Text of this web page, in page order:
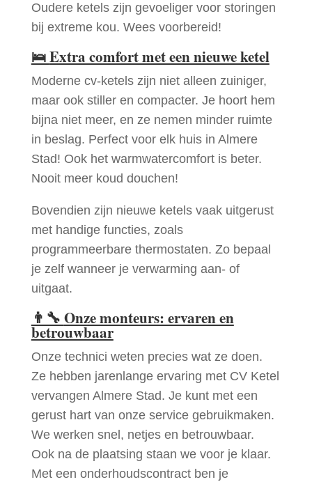
Oudere ketels zijn gevoeliger voor storingen
bij extreme kou. Wees voorbereid!
🛌Extra comfort met een nieuwe ketel
Moderne cv-ketels zijn niet alleen zuiniger,
maar ook stiller en compacter. Je hoort hem
bijna niet meer, en ze nemen minder ruimte
in beslag. Perfect voor elk huis in Almere
Stad! Ook het warmwatercomfort is beter.
Nooit meer koud douchen!
Bovendien zijn nieuwe ketels vaak uitgerust
met handige functies, zoals
programmeerbare thermostaten. Zo bepaal
je zelf wanneer je verwarming aan- of
uitgaat.
👨‍🔧 Onze monteurs: ervaren en
betrouwbaar
Onze technici weten precies wat ze doen.
Ze hebben jarenlange ervaring met CV Ketel
vervangen Almere Stad. Je kunt met een
gerust hart van onze service gebruikmaken.
We werken snel, netjes en betrouwbaar.
Ook na de plaatsing staan we voor je klaar.
Met een onderhoudscontract ben je